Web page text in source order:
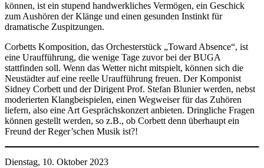
können, ist ein stupend handwerkliches Vermögen, ein Geschick
zum Aushören der Klänge und einen gesunden Instinkt für
dramatische Zuspitzungen.
Corbetts Komposition, das Orchesterstück „Toward Absence“, ist
eine Uraufführung, die wenige Tage zuvor bei der BUGA
stattfinden soll. Wenn das Wetter nicht mitspielt, können sich die
Neustädter auf eine reelle Uraufführung freuen. Der Komponist
Sidney Corbett und der Dirigent Prof. Stefan Blunier werden, nebst
moderierten Klangbeispielen, einen Wegweiser für das Zuhören
liefern, also eine Art Gesprächskonzert anbieten. Dringliche Fragen
können gestellt werden, so z.B., ob Corbett denn überhaupt ein
Freund der Reger’schen Musik ist?!
Dienstag, 10. Oktober 2023